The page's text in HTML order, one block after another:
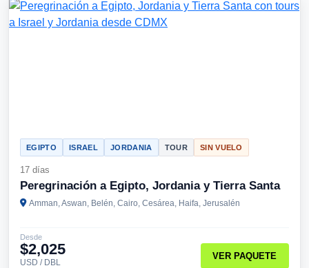
EGIPTO ISRAEL JORDANIA TOUR SIN VUELO
17 días
Peregrinación a Egipto, Jordania y Tierra Santa
Amman, Aswan, Belén, Cairo, Cesárea, Haifa, Jerusalén
Desde
$2,025
USD / DBL
VER PAQUETE